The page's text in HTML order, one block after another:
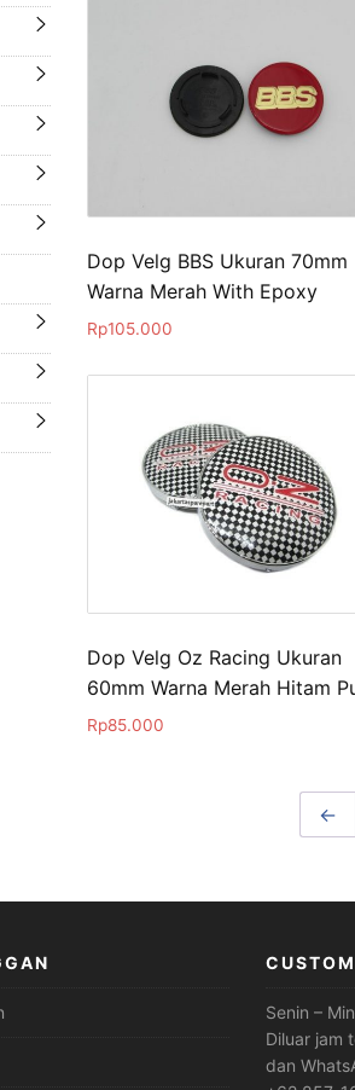
Dop Velg BBS Ukuran 70mm
Warna Merah With Epoxy
Rp105.000
Dop Velg Oz Racing Ukuran
60mm Warna Merah Hitam
Rp85.000
←
Senin –
Diluar jam
dan